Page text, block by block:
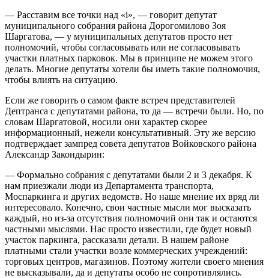
— Расставим все точки над «i», — говорит депутат
муниципального собрания района Дорогомилово Зоя
Шаргатова, — у муниципальных депутатов просто нет
полномочий, чтобы согласовывать или не согласовывать
участки платных парковок. Мы в принципе не можем этого
делать. Многие депутаты хотели бы иметь такие полномочия,
чтобы влиять на ситуацию.
Если же говорить о самом факте встреч представителей
Дептранса с депутатами района, то да — встречи были. Но, по
словам Шаргатовой, носили они характер скорее
информационный, нежели консультативный. Эту же версию
подтверждает зампред совета депутатов Войковского района
Александр Закондырин:
— Формально собрания с депутатами были 2 и 3 декабря. К
нам приезжали люди из Департамента транспорта,
Моспаркинга и других ведомств. Но наше мнение их вряд ли
интересовало. Конечно, свои частные мысли мог высказать
каждый, но из-за отсутствия полномочий они так и остаются
частными мыслями. Нас просто известили, где будет новый
участок паркинга, рассказали детали. В нашем районе
платными стали участки возле коммерческих учреждений:
торговых центров, магазинов. Поэтому жители своего мнения
не высказывали, да и депутаты особо не сопротивлялись.